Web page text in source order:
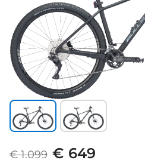
€ 1.099 € 649